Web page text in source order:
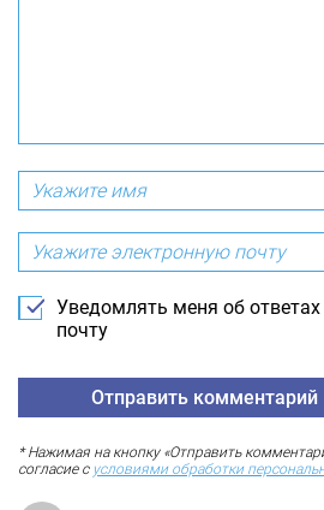
Уведомлять меня об
почту
* Нажимая на кнопку «Отправить
согласие с условиями обработки